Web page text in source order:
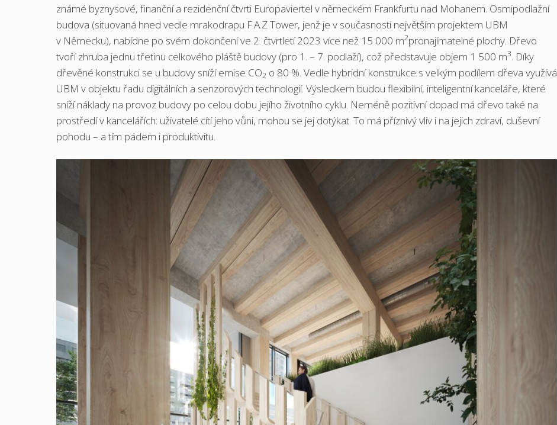
známé byznysové, finanční a rezidenční čtvrti Europaviertel v německém Frankfurtu nad Mohanem. Osmipodlažní
budova (situovaná hned vedle mrakodrapu F.A.Z Tower, jenž je v současnosti největším projektem UBM
v Německu), nabídne po svém dokončení ve 2. čtvrtletí 2023 více než 15 000 m2pronajímatelné plochy. Dřevo
tvoří zhruba jednu třetinu celkového pláště budovy (pro 1. – 7. podlaží), což představuje objem 1 500 m3. Díky
dřevěné konstrukci se u budovy sníží emise CO2 o 80 %. Vedle hybridní konstrukce s velkým podílem dřeva využívá
UBM v objektu řadu digitálních a senzorových technologií. Výsledkem budou flexibilní, inteligentní kanceláře, které
sníží náklady na provoz budovy po celou dobu jejího životního cyklu. Neméně pozitivní dopad má dřevo také na
prostředí v kancelářích: uživatelé cítí jeho vůni, mohou se jej dotýkat. To má příznivý vliv i na jejich zdraví, duševní
pohodu – a tím pádem i produktivitu.